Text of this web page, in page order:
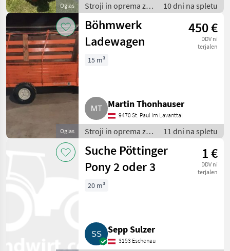
Oglas
Stroji in oprema za
žetev in spravilo /
Nakladalna
prikolica
10 dni na spletu
Oglas
Böhmwerk
Ladewagen
450 €
DDV ni
terjalen
15 m³
Martin Thonhauser
9470 St. Paul Im Lavanttal
Stroji in oprema za
žetev in spravilo /
Nakladalna
prikolica
11 dni na spletu
Suche Pöttinger
Pony 2 oder 3
1 €
DDV ni
terjalen
20 m³
Sepp Sulzer
3153 Eschenau